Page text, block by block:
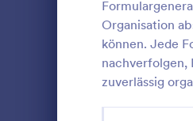
Organisation
können. Jede
nachverfolgen,
zuverlässig
Autorisierungsformulare
Award-Formulare
Black Friday Formulare